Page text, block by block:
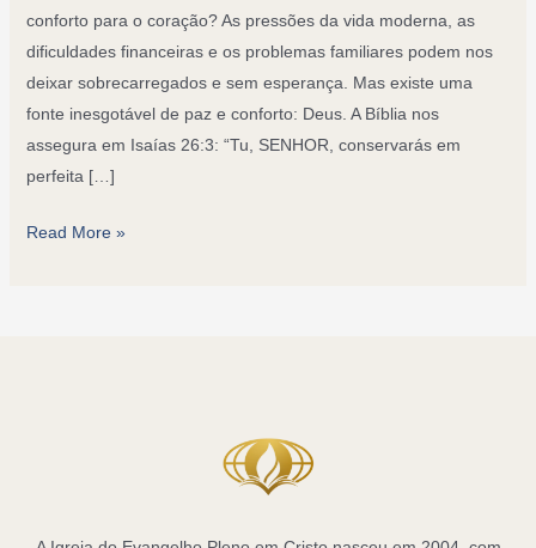
conforto para o coração? As pressões da vida moderna, as
dificuldades financeiras e os problemas familiares podem nos
deixar sobrecarregados e sem esperança. Mas existe uma
fonte inesgotável de paz e conforto: Deus. A Bíblia nos
assegura em Isaías 26:3: “Tu, SENHOR, conservarás em
perfeita […]
Encontre
Read More »